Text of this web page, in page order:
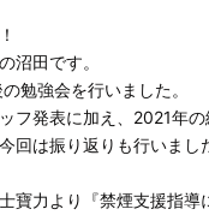
沼田です。
勉強会を行いました。
フ発表に加え、2021年の
回は振り返りも行いまし
寶力より『禁煙支援指導